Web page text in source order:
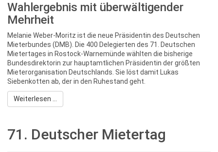
Wahlergebnis mit überwältigender
Mehrheit
Melanie Weber-Moritz ist die neue Präsidentin des Deutschen
Mieterbundes (DMB). Die 400 Delegierten des 71. Deutschen
Mietertages in Rostock-Warnemünde wählten die bisherige
Bundesdirektorin zur hauptamtlichen Präsidentin der größten
Mieterorganisation Deutschlands. Sie löst damit Lukas
Siebenkotten ab, der in den Ruhestand geht.
Weiterlesen ...
71. Deutscher Mietertag